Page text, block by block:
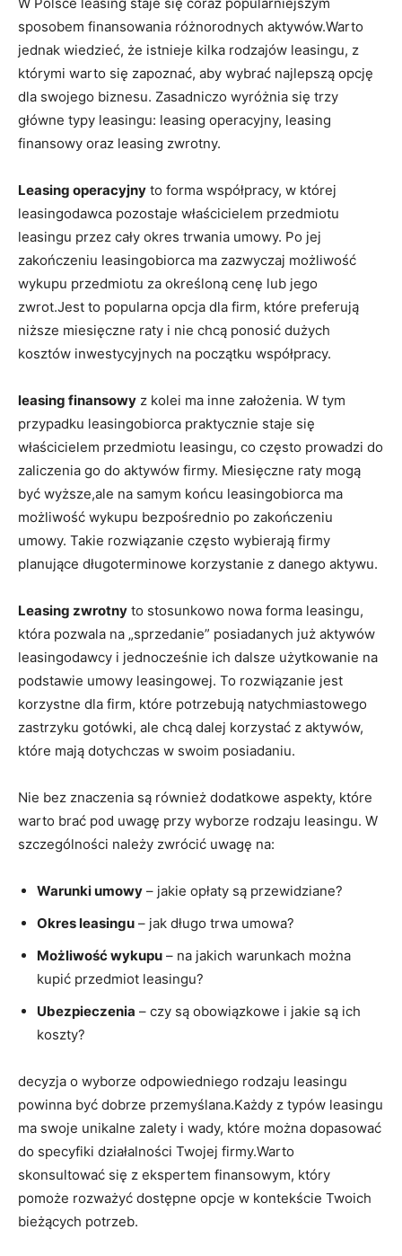
sposobem finansowania różnorodnych aktywów.Warto
jednak wiedzieć, że istnieje kilka rodzajów leasingu, z
którymi warto się zapoznać, aby wybrać najlepszą opcję
dla swojego biznesu. Zasadniczo wyróżnia się trzy
główne typy leasingu: leasing operacyjny, leasing
finansowy oraz leasing zwrotny.
Leasing operacyjny to forma współpracy, w której
leasingodawca pozostaje właścicielem przedmiotu
leasingu przez cały okres trwania umowy. Po jej
zakończeniu leasingobiorca ma zazwyczaj możliwość
wykupu przedmiotu za określoną cenę lub jego
zwrot.Jest to popularna opcja dla firm, które preferują
niższe miesięczne raty i nie chcą ponosić dużych
kosztów inwestycyjnych na początku współpracy.
leasing finansowy z kolei ma inne założenia. W tym
przypadku leasingobiorca praktycznie staje się
właścicielem przedmiotu leasingu, co często prowadzi do
zaliczenia go do aktywów firmy. Miesięczne raty mogą
być wyższe,ale na samym końcu leasingobiorca ma
możliwość wykupu bezpośrednio po zakończeniu
umowy. Takie rozwiązanie często wybierają firmy
planujące długoterminowe korzystanie z danego aktywu.
Leasing zwrotny to stosunkowo nowa forma leasingu,
która pozwala na „sprzedanie” posiadanych już aktywów
leasingodawcy i jednocześnie ich dalsze użytkowanie na
podstawie umowy leasingowej. To rozwiązanie jest
korzystne dla firm, które potrzebują natychmiastowego
zastrzyku gotówki, ale chcą dalej korzystać z aktywów,
które mają dotychczas w swoim posiadaniu.
Nie bez znaczenia są również dodatkowe aspekty, które
warto brać pod uwagę przy wyborze rodzaju leasingu. W
szczególności należy zwrócić uwagę na:
Warunki umowy – jakie opłaty są przewidziane?
Okres leasingu – jak długo trwa umowa?
Możliwość wykupu – na jakich warunkach można
kupić przedmiot leasingu?
Ubezpieczenia – czy są obowiązkowe i jakie są ich
koszty?
decyzja o wyborze odpowiedniego rodzaju leasingu
powinna być dobrze przemyślana.Każdy z typów leasingu
ma swoje unikalne zalety i wady, które można dopasować
do specyfiki działalności Twojej firmy.Warto
skonsultować się z ekspertem finansowym, który
pomoże rozważyć dostępne opcje w kontekście Twoich
bieżących potrzeb.